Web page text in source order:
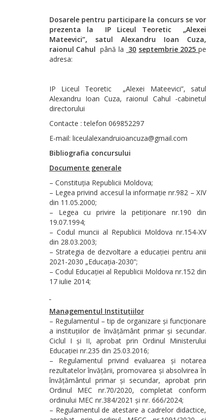
Dosarele pentru participare la concurs se vor
prezenta la IP Liceul Teoretic
„Alexei
Mateevici”, satul Alexandru Ioan Cuza,
raionul Cahul până la 30 septembrie2025 pe
adresa:
IP Liceul Teoretic „Alexei Mateevici”, satul
Alexandru Ioan Cuza, raionul Cahul -cabinetul
directorului
Contacte : telefon 069852297
E-mail: liceulalexandruioancuza@gmail.com
Bibliografia concursului
Documente generale
– Constituția Republicii Moldova;
– Legea privind accesul la informație nr.982 – XIV
din 11.05.2000;
– Legea cu privire la petiționare nr.190 din
19.07.1994;
– Codul muncii al Republicii Moldova nr.154-XV
din 28.03.2003;
– Strategia de dezvoltare a educației pentru anii
2021-2030 „Educația-2030”;
– Codul Educației al Republicii Moldova nr.152 din
17 iulie 2014;
Managementul Instituțiilor
– Regulamentul – tip de organizare și funcționare
a instituțiilor de învățământ primar și secundar.
Ciclul I și II, aprobat prin Ordinul Ministerului
Educației nr.235 din 25.03.2016;
– Regulamentul privind evaluarea și notarea
rezultatelor învățării, promovarea și absolvirea în
învățământul primar și secundar, aprobat prin
Ordinul MEC nr.70/2020, completat conform
ordinului MEC nr.384/2021 și nr. 666/2024;
– Regulamentul de atestare a cadrelor didactice,